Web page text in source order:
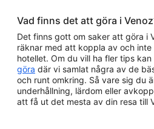
Vad finns det att göra i
Det finns gott om saker att göra i
räknar med att koppla av och
hotellet. Om du vill ha fler tips
göra där vi samlat några av de
och runt omkring. Så vare sig du
underhållning, lärdom eller
att få ut det mesta av din resa till